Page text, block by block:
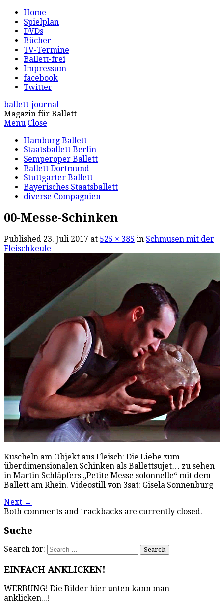
Home
Spielplan
DVDs
Bücher
TV-Termine
Ballett-frei
Impressum
facebook
Twitter
ballett-journal
Magazin für Ballett
Menu Close
Hamburg Ballett
Staatsballett Berlin
Semperoper Ballett
Ballett Dortmund
Stuttgarter Ballett
Bayerisches Staatsballett
diverse Compagnien
00-Messe-Schinken
Published 23. Juli 2017 at 525 × 385 in Schmusen mit der
Fleischkeule
Kuscheln am Objekt aus Fleisch: Die Liebe zum
überdimensionalen Schinken als Ballettsujet… zu sehen
in Martin Schläpfers „Petite Messe solonnelle“ mit dem
Ballett am Rhein. Videostill von 3sat: Gisela Sonnenburg
Next →
Both comments and trackbacks are currently closed.
Suche
Search for:
EINFACH ANKLICKEN!
WERBUNG! Die Bilder hier unten kann man
anklicken...!